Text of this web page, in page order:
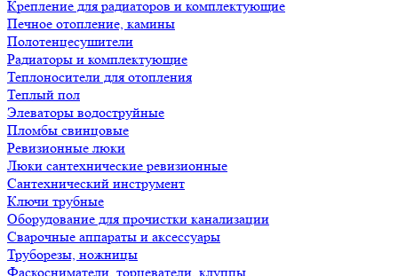
Крепление для радиаторов и комплектующие
Печное отопление, камины
Полотенцесушители
Радиаторы и комплектующие
Теплоносители для отопления
Теплый пол
Элеваторы водоструйные
Пломбы свинцовые
Ревизионные люки
Люки сантехнические ревизионные
Сантехнический инструмент
Ключи трубные
Оборудование для прочистки канализации
Сварочные аппараты и аксессуары
Труборезы, ножницы
Фаскосниматели, торцеватели, клуппы